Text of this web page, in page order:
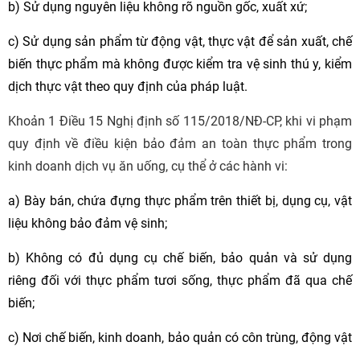
b) Sử dụng nguyên liệu không rõ nguồn gốc, xuất xứ;
c) Sử dụng sản phẩm từ động vật, thực vật để sản xuất, chế
biến thực phẩm mà không được kiểm tra vệ sinh thú y, kiểm
dịch thực vật theo quy định của pháp luật.
Khoản 1 Điều 15 Nghị định số 115/2018/NĐ-CP, khi vi phạm
quy định về điều kiện bảo đảm an toàn thực phẩm trong
kinh doanh dịch vụ ăn uống, cụ thể ở các hành vi:
a) Bày bán, chứa đựng thực phẩm trên thiết bị, dụng cụ, vật
liệu không bảo đảm vệ sinh;
b) Không có đủ dụng cụ chế biến, bảo quản và sử dụng
riêng đối với thực phẩm tươi sống, thực phẩm đã qua chế
biến;
c) Nơi chế biến, kinh doanh, bảo quản có côn trùng, động vật